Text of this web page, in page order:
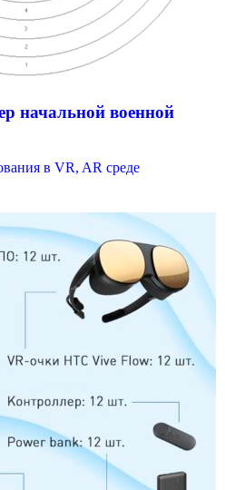
начальной военной
в VR, AR среде